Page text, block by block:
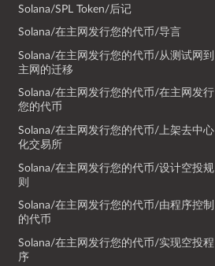
Solana/SPL Token/后记
Solana/在主网发行您的代币/导言
Solana/在主网发行您的代币/从测试网到
主网的迁移
Solana/在主网发行您的代币/在主网发行
您的代币
Solana/在主网发行您的代币/上架去中心
化交易所
Solana/在主网发行您的代币/设计空投规
则
Solana/在主网发行您的代币/由程序控制
的代币
Solana/在主网发行您的代币/实现空投程
序